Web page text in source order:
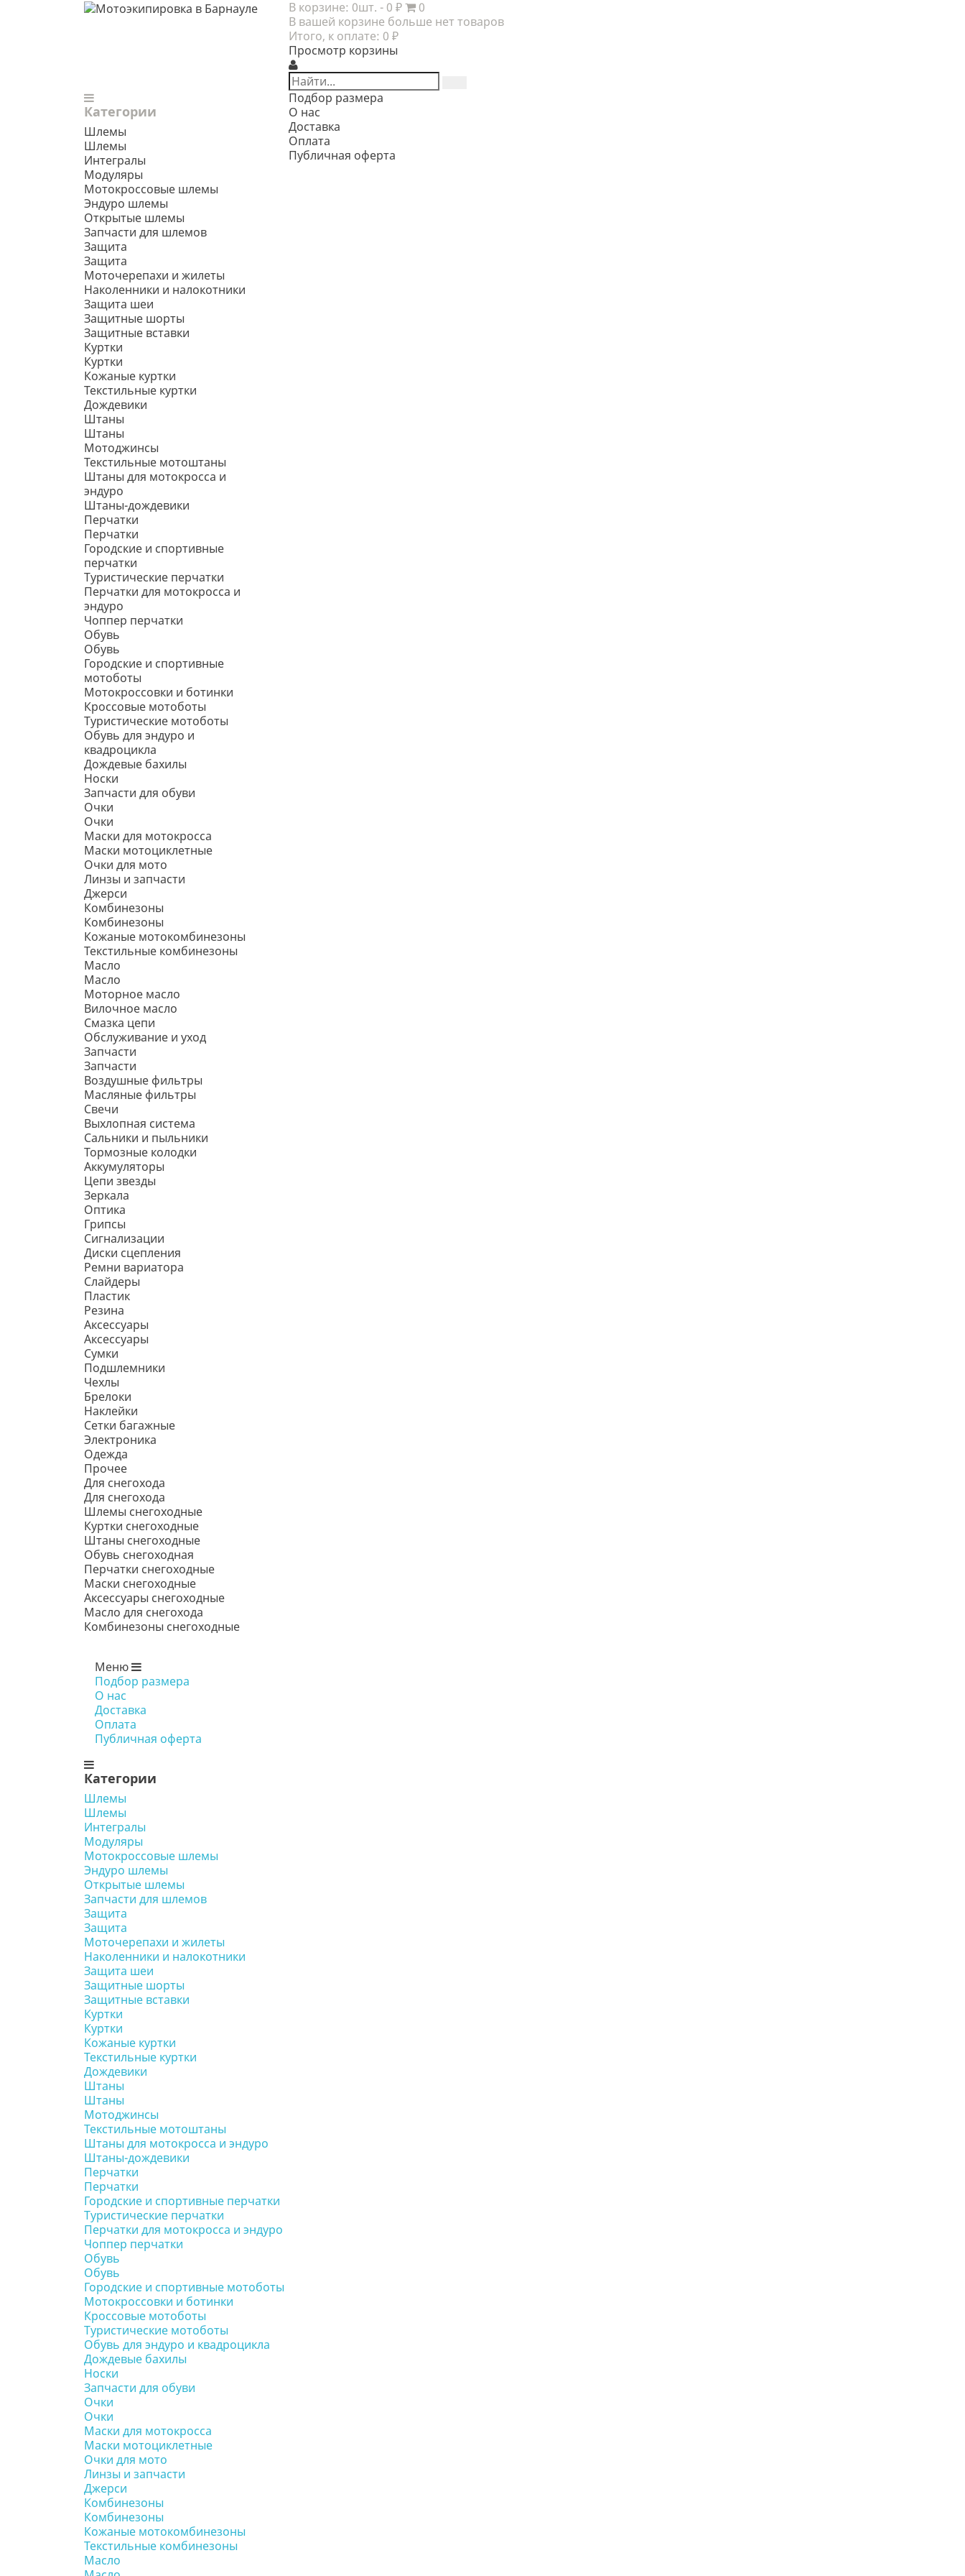
В корзине: 0шт. - 0 ₽
0
В вашей корзине больше нет товаров
Итого, к оплате: 0 ₽
Просмотр корзины
Категории
Шлемы
Шлемы
Интегралы
Модуляры
Мотокроссовые шлемы
Эндуро шлемы
Открытые шлемы
Запчасти для шлемов
Защита
Защита
Моточерепахи и жилеты
Наколенники и налокотники
Защита шеи
Защитные шорты
Защитные вставки
Куртки
Куртки
Кожаные куртки
Текстильные куртки
Дождевики
Штаны
Штаны
Мотоджинсы
Текстильные мотоштаны
Штаны для мотокросса и
эндуро
Штаны-дождевики
Перчатки
Перчатки
Городские и спортивные
перчатки
Туристические перчатки
Перчатки для мотокросса и
эндуро
Чоппер перчатки
Обувь
Обувь
Городские и спортивные
мотоботы
Мотокроссовки и ботинки
Кроссовые мотоботы
Туристические мотоботы
Обувь для эндуро и
квадроцикла
Дождевые бахилы
Носки
Запчасти для обуви
Очки
Очки
Маски для мотокросса
Маски мотоциклетные
Очки для мото
Линзы и запчасти
Джерси
Комбинезоны
Комбинезоны
Кожаные мотокомбинезоны
Текстильные комбинезоны
Масло
Масло
Моторное масло
Вилочное масло
Смазка цепи
Обслуживание и уход
Запчасти
Запчасти
Воздушные фильтры
Масляные фильтры
Свечи
Выхлопная система
Сальники и пыльники
Тормозные колодки
Аккумуляторы
Цепи звезды
Зеркала
Оптика
Грипсы
Сигнализации
Диски сцепления
Ремни вариатора
Слайдеры
Пластик
Резина
Аксессуары
Аксессуары
Сумки
Подшлемники
Чехлы
Брелоки
Наклейки
Сетки багажные
Электроника
Одежда
Прочее
Для снегохода
Для снегохода
Шлемы снегоходные
Куртки снегоходные
Штаны снегоходные
Обувь снегоходная
Перчатки снегоходные
Маски снегоходные
Аксессуары снегоходные
Масло для снегохода
Комбинезоны снегоходные
Подбор размера
О нас
Доставка
Оплата
Публичная оферта
Меню
Подбор размера
О нас
Доставка
Оплата
Публичная оферта
Категории
Шлемы
Шлемы
Интегралы
Модуляры
Мотокроссовые шлемы
Эндуро шлемы
Открытые шлемы
Запчасти для шлемов
Защита
Защита
Моточерепахи и жилеты
Наколенники и налокотники
Защита шеи
Защитные шорты
Защитные вставки
Куртки
Куртки
Кожаные куртки
Текстильные куртки
Дождевики
Штаны
Штаны
Мотоджинсы
Текстильные мотоштаны
Штаны для мотокросса и эндуро
Штаны-дождевики
Перчатки
Перчатки
Городские и спортивные перчатки
Туристические перчатки
Перчатки для мотокросса и эндуро
Чоппер перчатки
Обувь
Обувь
Городские и спортивные мотоботы
Мотокроссовки и ботинки
Кроссовые мотоботы
Туристические мотоботы
Обувь для эндуро и квадроцикла
Дождевые бахилы
Носки
Запчасти для обуви
Очки
Очки
Маски для мотокросса
Маски мотоциклетные
Очки для мото
Линзы и запчасти
Джерси
Комбинезоны
Комбинезоны
Кожаные мотокомбинезоны
Текстильные комбинезоны
Масло